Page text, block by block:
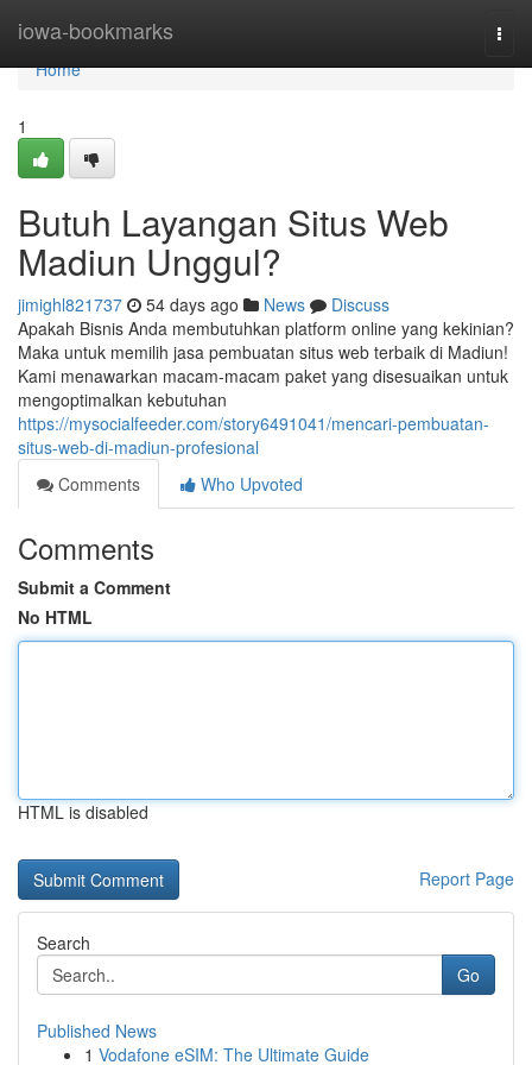
iowa-bookmarks
Home
Home
1
Butuh Layangan Situs Web
Madiun Unggul?
jimighl821737 54 days ago News
Discuss
Apakah Bisnis Anda membutuhkan platform online yang kekinian?
Maka untuk memilih jasa pembuatan situs web terbaik di Madiun!
Kami menawarkan macam-macam paket yang disesuaikan untuk
mengoptimalkan kebutuhan
https://mysocialfeeder.com/story6491041/mencari-pembuatan-
situs-web-di-madiun-profesional
Comments
Who Upvoted
Comments
Submit a Comment
No HTML
HTML is disabled
Report Page
Search
Go
Published News
1 Vodafone eSIM: The Ultimate Guide